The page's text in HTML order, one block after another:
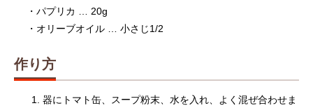
・パプリカ … 20g
・オリーブオイル … 小さじ1/2
作り方
器にトマト缶、スープ粉末、水を入れ、よく混ぜ合わせま